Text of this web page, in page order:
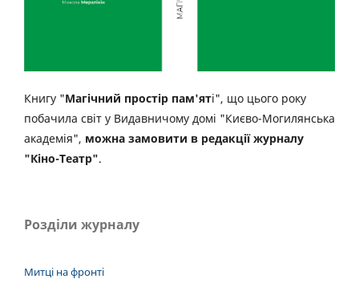
Книгу "Магічний простір пам'яті", що цього року
побачила світ у Видавничому домі "Києво-Могилянська
академія", можна замовити в редакції журналу
"Кіно-Театр".
Розділи журналу
Митці на фронті